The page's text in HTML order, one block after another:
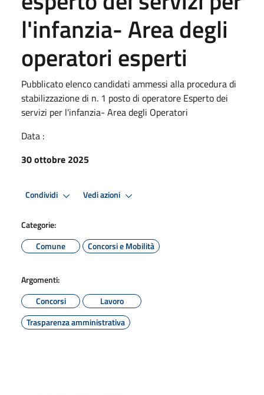
l'infanzia- Area degli
operatori esperti
Pubblicato elenco candidati ammessi alla procedura di
stabilizzazione di n. 1 posto di operatore Esperto dei
servizi per l'infanzia- Area degli Operatori
Data :
30 ottobre 2025
Condividi Vedi azioni
Categorie:
Comune
Concorsi e Mobilità
Argomenti:
Concorsi
Lavoro
Trasparenza amministrativa